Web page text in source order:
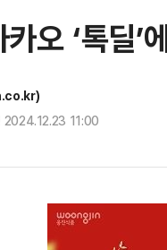
오 ‘톡딜
2024.12.23 11:00